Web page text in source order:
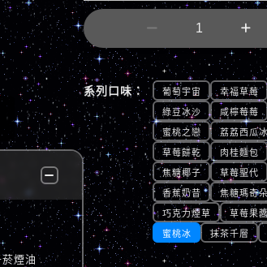
菸煙油
 
系列口味： 葡萄宇宙 幸福草莓
綠豆冰沙
咸檸莓莓
蜜桃之戀
荔荔西瓜冰
草莓餅乾
肉桂麵包
焦糖椰子
草莓聖代
香蕉奶昔
焦糖瑪奇朵
巧克力煙草
草莓果
蜜桃冰
抹茶千層